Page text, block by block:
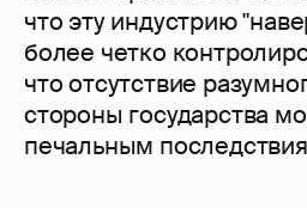
что эту индустрию
более четко
что отсутствие
стороны государства
печальным